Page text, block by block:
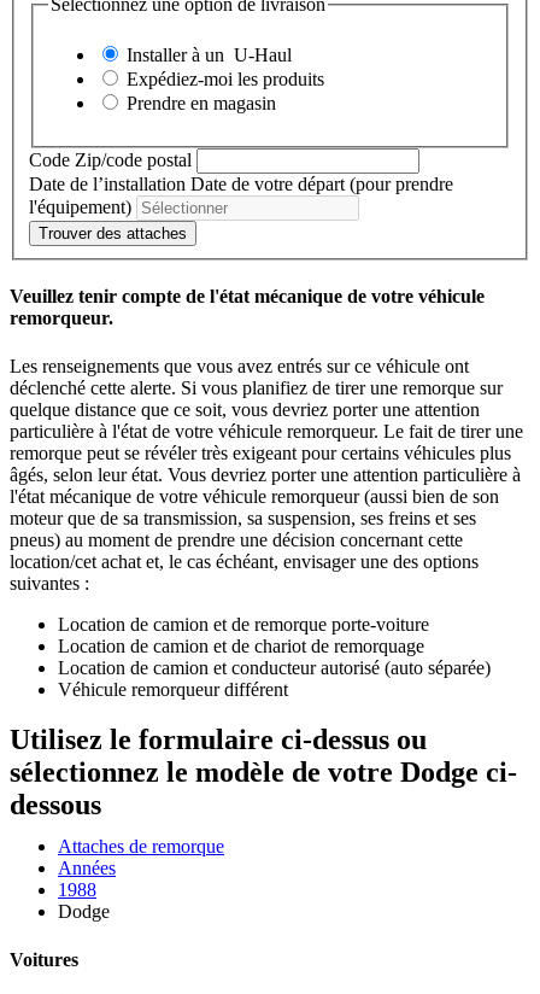
Sélectionnez une option de livraison
Installer à un U-Haul
Expédiez-moi les produits
Prendre en magasin
Code Zip/code postal
Date de l’installation Date de votre départ (pour prendre
l'équipement)
Trouver des attaches
Veuillez tenir compte de l'état mécanique de votre véhicule
remorqueur.
Les renseignements que vous avez entrés sur ce véhicule ont
déclenché cette alerte. Si vous planifiez de tirer une remorque sur
quelque distance que ce soit, vous devriez porter une attention
particulière à l'état de votre véhicule remorqueur. Le fait de tirer une
remorque peut se révéler très exigeant pour certains véhicules plus
âgés, selon leur état. Vous devriez porter une attention particulière à
l'état mécanique de votre véhicule remorqueur (aussi bien de son
moteur que de sa transmission, sa suspension, ses freins et ses
pneus) au moment de prendre une décision concernant cette
location/cet achat et, le cas échéant, envisager une des options
suivantes :
Location de camion et de remorque porte-voiture
Location de camion et de chariot de remorquage
Location de camion et conducteur autorisé (auto séparée)
Véhicule remorqueur différent
Utilisez le formulaire ci-dessus ou
sélectionnez le modèle de votre Dodge ci-
dessous
Attaches de remorque
Années
1988
Dodge
Voitures